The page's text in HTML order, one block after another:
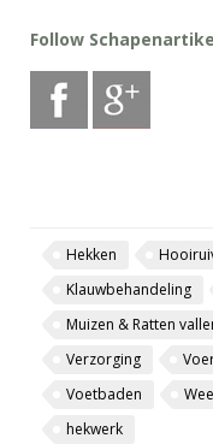
Follow
Hekken
Klauwbehandeling
Muizen & Ratten
Verzorging
Voetbaden
hekwerk